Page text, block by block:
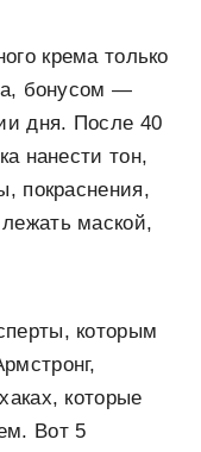
крема только
бонусом —
дня. После 40
нанести тон,
покраснения,
маской,
которым
которые
Вот 5